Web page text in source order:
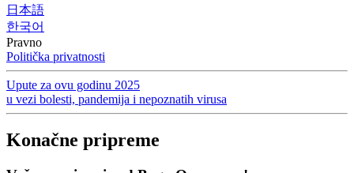
日本語
한국어
Pravno
Politička privatnosti
Upute za ovu godinu 2025
u vezi bolesti, pandemija i nepoznatih virusa
Konačne pripreme